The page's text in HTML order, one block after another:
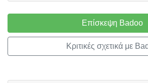
Επίσκεψη Badoo
Κριτικές σχετικά με